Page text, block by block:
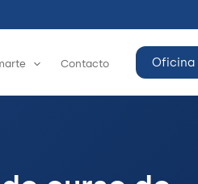
Contacto Oficina